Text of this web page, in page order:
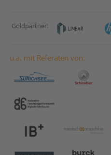
Goldpartner:
u.a. mit Referaten von: